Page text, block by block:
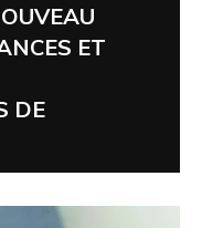
ET
DE